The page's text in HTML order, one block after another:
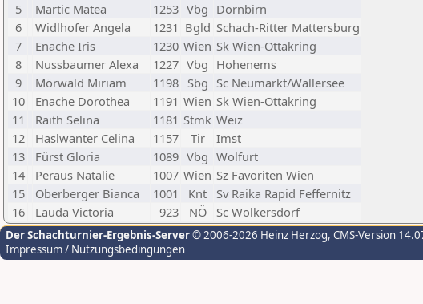
5
Martic Matea 1253 Vbg Dornbirn
6
Widlhofer Angela 1231 Bgld Schach-Ritter Mattersburg
7
Enache Iris 1230 Wien Sk Wien-Ottakring
8
Nussbaumer Alexa 1227 Vbg Hohenems
9
Mörwald Miriam 1198 Sbg Sc Neumarkt/Wallersee
10
Enache Dorothea 1191 Wien Sk Wien-Ottakring
11
Raith Selina 1181 Stmk Weiz
12
Haslwanter Celina 1157 Tir
Imst
13
Fürst Gloria 1089 Vbg Wolfurt
14
Peraus Natalie 1007 Wien Sz Favoriten Wien
15
Oberberger Bianca 1001 Knt
Sv Raika Rapid Feffernitz
16
Lauda Victoria 923 NÖ Sc Wolkersdorf
Der Schachturnier-Ergebnis-Server© 2006-2026 Heinz Herzog, CMS-Version
Impressum / Nutzungsbedingungen